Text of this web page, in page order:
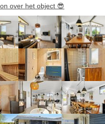
over het object 😎